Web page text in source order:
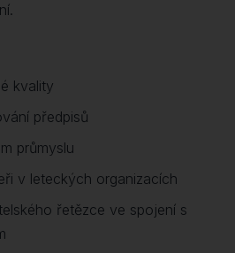
kvality
předpisů
průmyslu
v leteckých organizacích
řetězce ve spojení s